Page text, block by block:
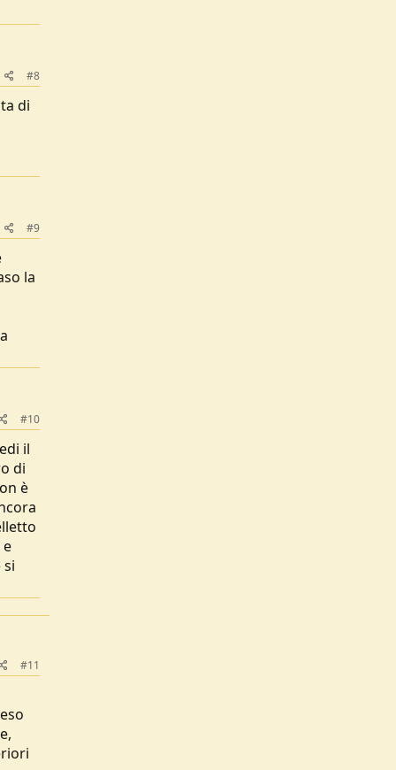
#8
di
#9
la
#10
il
di
è
si
#11